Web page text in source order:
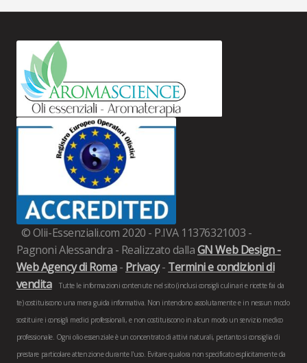
© Olii-Essenziali.com 2020 - P.IVA 11376321003 -
Pagnoni Alessandra - Realizzato dallaGN Web Design -
Web Agency di Roma- Privacy- Termini e condizioni di
vendita
Tutte le informazioni contenute nel sito (inclusi consigli culinari e ricette fai da
te) costituiscono una mera guida informativa. Non intendono assolutamente e in nessun modo
sostituire i consigli medici professionali, e non costituiscono in alcun modo un servizio medico
professionale. Ogni olio essenziale è un concentrato di attivi naturali, pertanto si consiglia di
prestare particolare attenzione durante l'uso. Evitare qualora non specificato esplicitamente da